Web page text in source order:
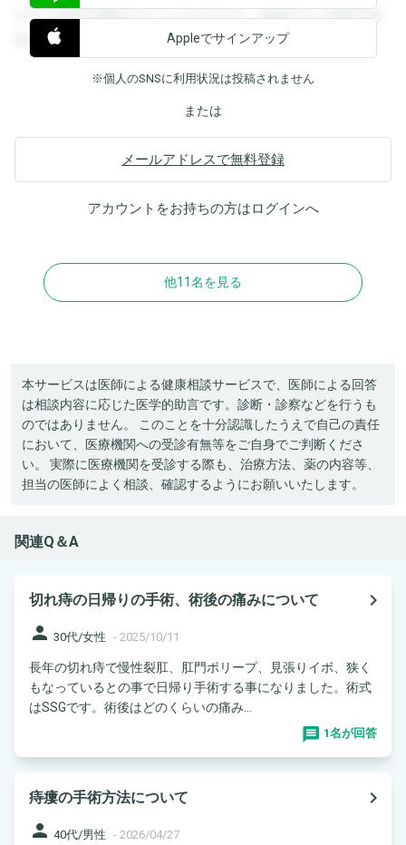
すると回答を閲覧することができます。登録すると回答を閲
覧することができます。
Appleでサインアップ
※個人のSNSに利用状況は投稿されません
または
メールアドレスで無料登録
アカウントをお持ちの方はログインへ
他11名を見る
本サービスは医師による健康相談サービスで、医師による回答
は相談内容に応じた医学的助言です。診断・診察などを行うも
のではありません。 このことを十分認識したうえで自己の責任
において、医療機関への受診有無等をご自身でご判断くださ
い。 実際に医療機関を受診する際も、治療方法、薬の内容等、
担当の医師によく相談、確認するようにお願いいたします。
関連Q＆A
切れ痔の日帰りの手術、術後の痛みについて
navigate_next
person 30代/女性 - 2025/10/11
長年の切れ痔で慢性裂肛、肛門ポリープ、見張りイボ、狭く
もなっているとの事で日帰り手術する事になりました。術式
はSSGです。術後はどのくらいの痛み...
1名が回答
痔瘻の手術方法について
navigate_next
person 40代/男性 - 2026/04/27